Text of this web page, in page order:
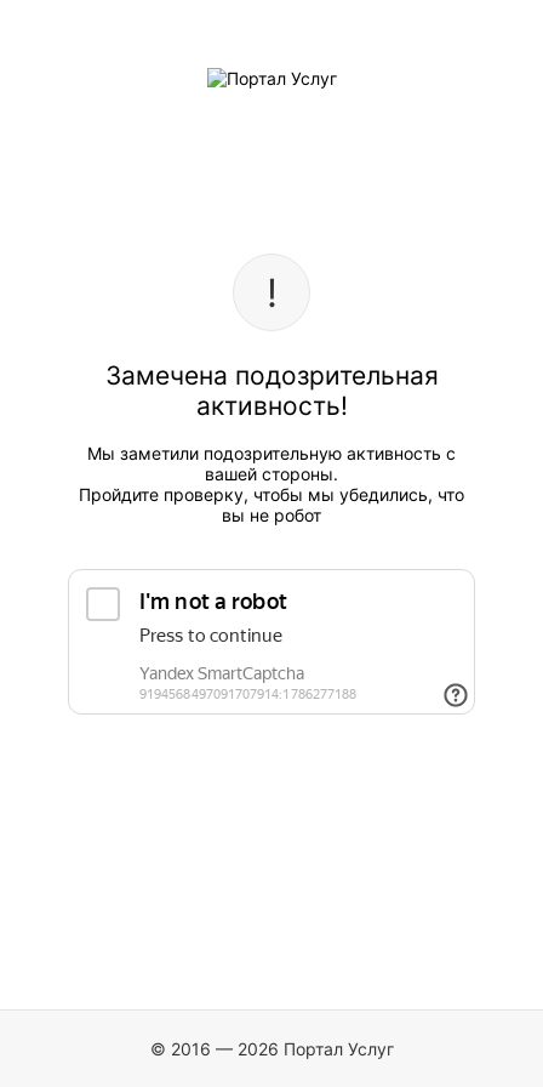
Замечена подозрительная
активность!
Мы заметили подозрительную активность с
вашей стороны.
Пройдите проверку, чтобы мы убедились, что
вы не робот
© 2016 — 2026 Портал Услуг